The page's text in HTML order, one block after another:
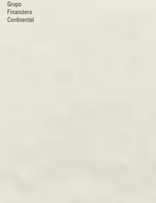
Grupo
Financiero
Continental